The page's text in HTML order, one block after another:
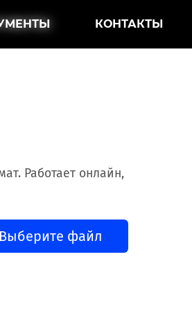
КОНТАКТЫ
Работает онлайн,
Выберите файл